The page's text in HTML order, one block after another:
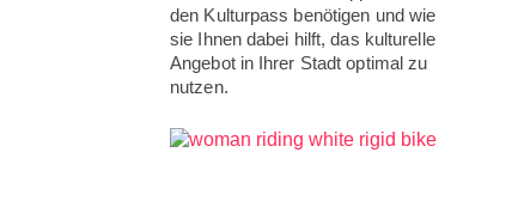
den Kulturpass benötigen und wie
sie Ihnen dabei hilft, das kulturelle
Angebot in Ihrer Stadt optimal zu
nutzen.